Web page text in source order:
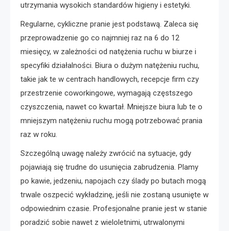
utrzymania wysokich standardów higieny i estetyki.
Regularne, cykliczne pranie jest podstawą. Zaleca się
przeprowadzenie go co najmniej raz na 6 do 12
miesięcy, w zależności od natężenia ruchu w biurze i
specyfiki działalności. Biura o dużym natężeniu ruchu,
takie jak te w centrach handlowych, recepcje firm czy
przestrzenie coworkingowe, wymagają częstszego
czyszczenia, nawet co kwartał. Mniejsze biura lub te o
mniejszym natężeniu ruchu mogą potrzebować prania
raz w roku.
Szczególną uwagę należy zwrócić na sytuacje, gdy
pojawiają się trudne do usunięcia zabrudzenia. Plamy
po kawie, jedzeniu, napojach czy ślady po butach mogą
trwale oszpecić wykładzinę, jeśli nie zostaną usunięte w
odpowiednim czasie. Profesjonalne pranie jest w stanie
poradzić sobie nawet z wieloletnimi, utrwalonymi